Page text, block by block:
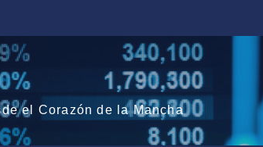
el Corazón de la Mancha